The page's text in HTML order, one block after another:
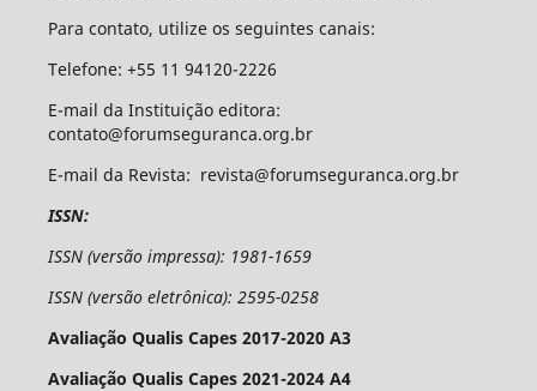
Para contato, utilize os seguintes canais:
Telefone: +55 11 94120-2226
E-mail da Instituição editora:
contato@forumseguranca.org.br
E-mail da Revista: revista@forumseguranca.org.br
ISSN:
ISSN (versão impressa): 1981-1659
ISSN (versão eletrônica): 2595-0258
Avaliação Qualis Capes 2017-2020 A3
Avaliação Qualis Capes 2021-2024 A4